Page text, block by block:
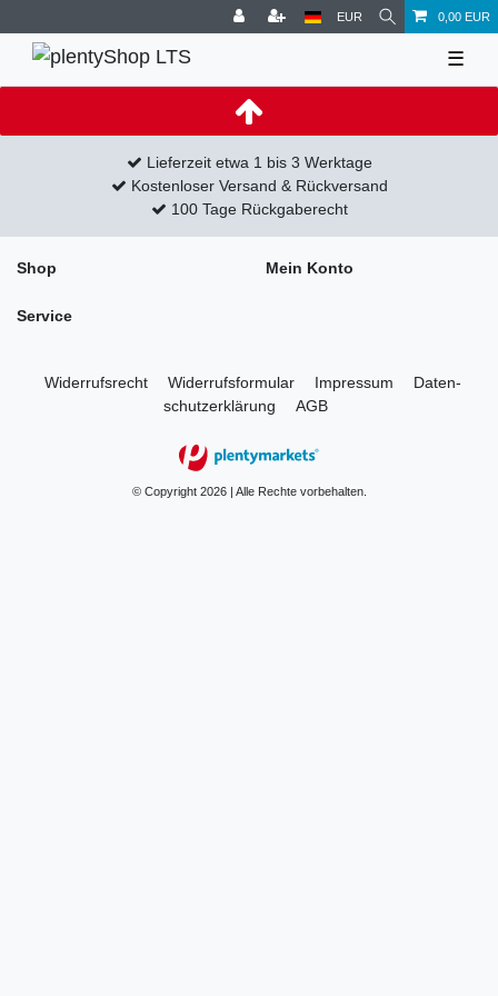
EUR 0,00 EUR
☰
Lieferzeit etwa 1 bis 3 Werktage
Kostenloser Versand & Rückversand
100 Tage Rückgaberecht
Shop Mein Konto
Service
Widerrufs­recht Widerrufs­formular Impressum
Daten­
schutz­erklärung
AGB
© Copyright 2026 | Alle Rechte vorbehalten.